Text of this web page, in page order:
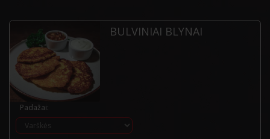
BULVINIAI BLYNAI
Padažai: